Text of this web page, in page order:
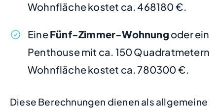
Wohnfläche kostet ca. 468180 €.
EineFünf-Zimmer-Wohnung oder ein
Penthouse mit ca. 150 Quadratmetern
Wohnfläche kostet ca. 780300 €.
Diese Berechnungen dienen als allgemeine